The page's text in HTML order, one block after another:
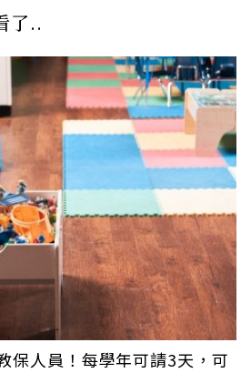
了..
保人員！每學年可請3天，可